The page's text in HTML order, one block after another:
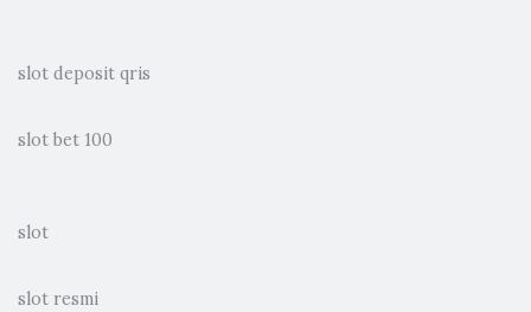
slot deposit qris
slot bet 100
slot
slot resmi